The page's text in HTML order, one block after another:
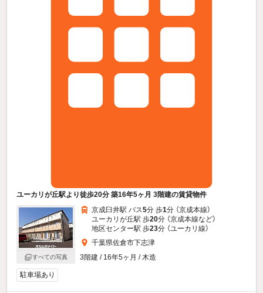
ユーカリが丘駅より徒歩20分 築16年5ヶ月 3階建の賃貸物件
すべての写真
京成臼井駅 バス5分 歩1分 （京成本線）
ユーカリが丘駅 歩20分 （京成本線など）
地区センター駅 歩23分 （ユーカリ線）
千葉県佐倉市下志津
3階建 / 16年5ヶ月 / 木造
駐車場あり